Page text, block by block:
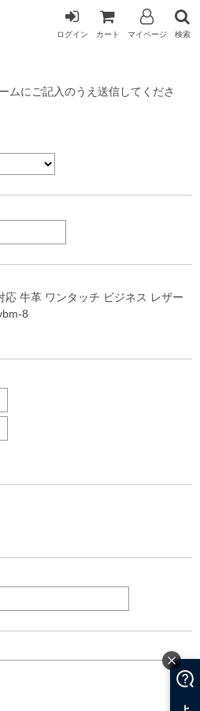
ログイン カート マイページ 検索
ムにご記入のうえ送信してくださ
牛革 ワンタッチ ビジネス レザー
8